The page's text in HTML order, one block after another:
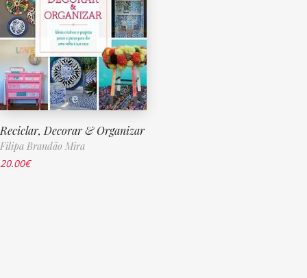
Reciclar, Decorar & Organizar
Filipa Brandão Mira
20.00€